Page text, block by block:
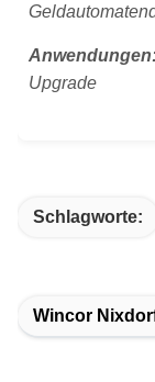
Upgrade
Schlagworte:
Wincor